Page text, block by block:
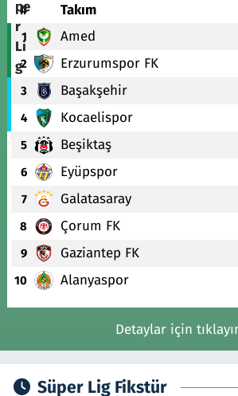
# Takım
1 Amed
2 Erzurumspor FK
3 Başakşehir
4 Kocaelispor
5 Beşiktaş
6 Eyüpspor
7 Galatasaray
8 Çorum FK
9 Gaziantep FK
10 Alanyaspor
Detaylar için
Süper Lig Fikstür